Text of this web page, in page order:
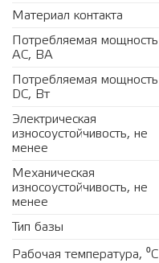
Материал контакта
Потребляемая мощность
AC, ВА
Потребляемая мощность
DC, Вт
Электрическая
износоустойчивость, не
менее
Механическая
износоустойчивость, не
менее
Тип базы
Рабочая температура, ⁰С